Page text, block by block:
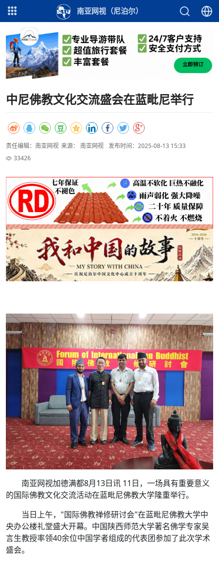
南亚网视（尼泊尔）
中尼佛教文化交流盛会在蓝毗尼举行
责任编辑：南亚网视 来源： 南亚网视 发布时间：2025-08-13 15:33
33426
南亚网视加德满都8月13日讯 11日，一场具有重要意义
的国际佛教文化交流活动在蓝毗尼佛教大学隆重举行。
当日上午，"国际佛教禅修研讨会"在蓝毗尼佛教大学中
央办公楼礼堂盛大开幕。中国陕西师范大学著名佛学专家吴
言生教授率领40余位中国学者组成的代表团参加了此次学术
盛会。